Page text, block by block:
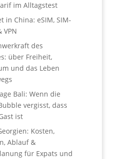
im Alltagstest
in China: eSIM, SIM-
VPN
des
über Freiheit,
und das Leben
Bali: Wenn die
vergisst, dass
ist
Kosten,
Ablauf &
für Expats und